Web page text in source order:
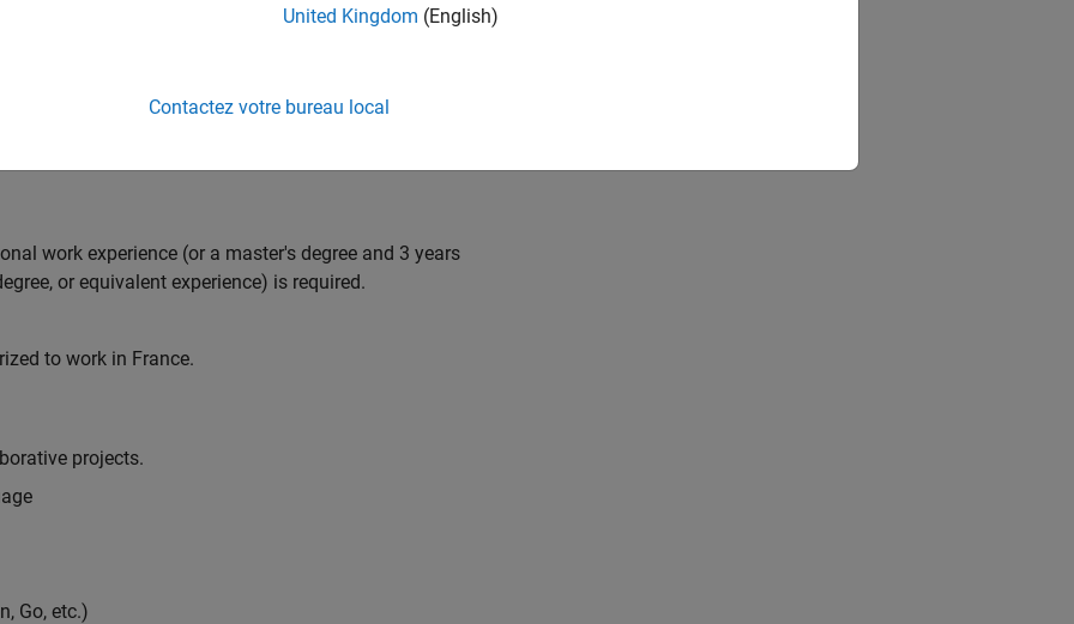
developers throughout the design phase
automation
and effectiveness (Coverage, Code completeness)
work experience (or a master's degree and 3 years
or equivalent experience) is required.
to work in France.
projects.
Go, etc.)
United Kingdom (English)
Contactez votre bureau local